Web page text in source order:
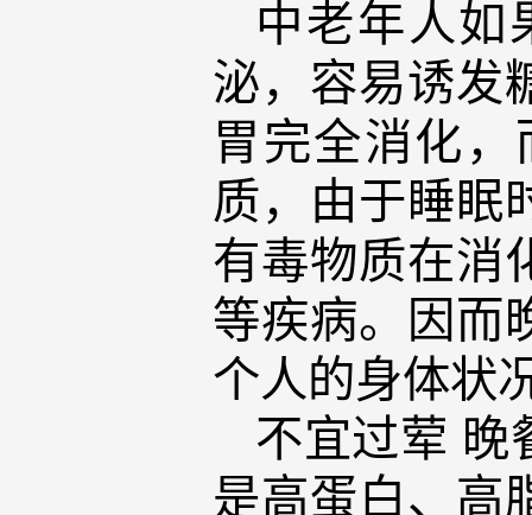
中老年人如
泌，容易诱发
胃完全消化
质，由于睡眠
有毒物质在消
等疾病。因而
个人的身体状
不宜过荤 晚
是高蛋白、高